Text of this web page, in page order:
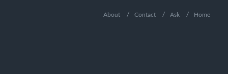
Home
Ask
Contact
About